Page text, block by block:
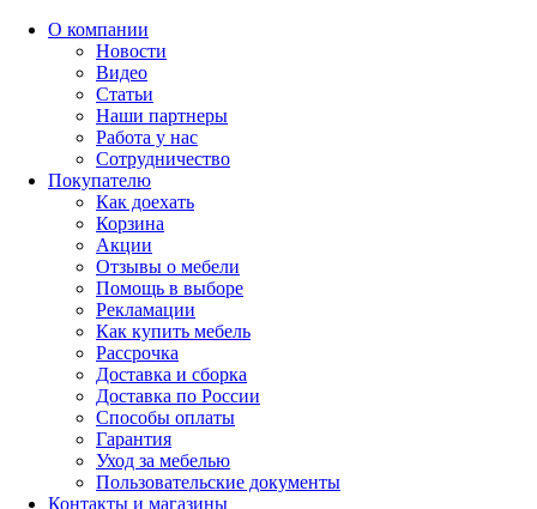
О компании
Новости
Видео
Статьи
Наши партнеры
Работа у нас
Сотрудничество
Покупателю
Как доехать
Корзина
Акции
Отзывы о мебели
Помощь в выборе
Рекламации
Как купить мебель
Рассрочка
Доставка и сборка
Доставка по России
Способы оплаты
Гарантия
Уход за мебелью
Пользовательские документы
Контакты и магазины